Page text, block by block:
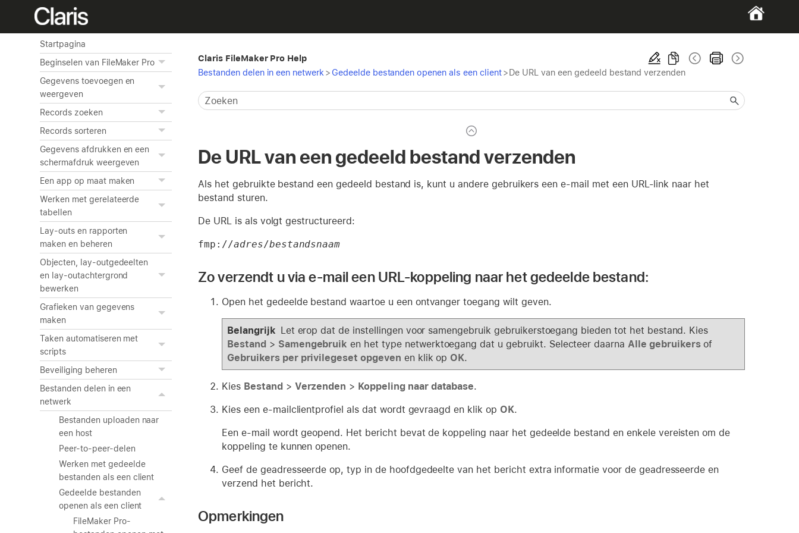
Startpagina
Beginselen van FileMaker Pro
Gegevens toevoegen en
weergeven
Records zoeken
Records sorteren
Gegevens afdrukken en een
schermafdruk weergeven
Een app op maat maken
Werken met gerelateerde
tabellen
Lay-outs en rapporten
maken en beheren
Objecten, lay-outgedeelten
en lay-outachtergrond
bewerken
Grafieken van gegevens
maken
Taken automatiseren met
scripts
Beveiliging beheren
Bestanden delen in een
netwerk
Bestanden uploaden naar
een host
Peer-to-peer-delen
Werken met gedeelde
bestanden als een client
Gedeelde bestanden
openen als een client
FileMaker Pro-
Claris FileMaker Pro Help
Bestanden delen in een netwerk > Gedeelde bestanden openen als een client >De URL van een gedeeld bestand verzenden
De URL van een gedeeld bestand verzenden
Als het gebruikte bestand een gedeeld bestand is, kunt u andere gebruikers een e-mail met een URL-link naar het
bestand sturen.
De URL is als volgt gestructureerd:
fmp://adres/bestandsnaam
Zo verzendt u via e-mail een URL-koppeling naar het gedeelde bestand:
Open het gedeelde bestand waartoe u een ontvanger toegang wilt geven.
Belangrijk Let erop dat de instellingen voor samengebruik gebruikerstoegang bieden tot het bestand. Kies
Bestand> Samengebruik en het type netwerktoegang dat u gebruikt. Selecteer daarnaAlle gebruikersof
Gebruikers per privilegeset opgeven en klik op OK.
Kies Bestand> Verzenden > Koppeling naar database.
Kies een e-mailclientprofiel als dat wordt gevraagd en klik op OK.
Een e-mail wordt geopend. Het bericht bevat de koppeling naar het gedeelde bestand en enkele vereisten om de
koppeling te kunnen openen.
Geef de geadresseerde op, typ in de hoofdgedeelte van het bericht extra informatie voor de geadresseerde en
verzend het bericht.
Opmerkingen